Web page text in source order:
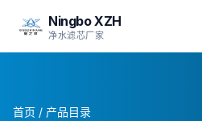
Ningbo XZH
净水滤芯厂家
首页 / 产品目录